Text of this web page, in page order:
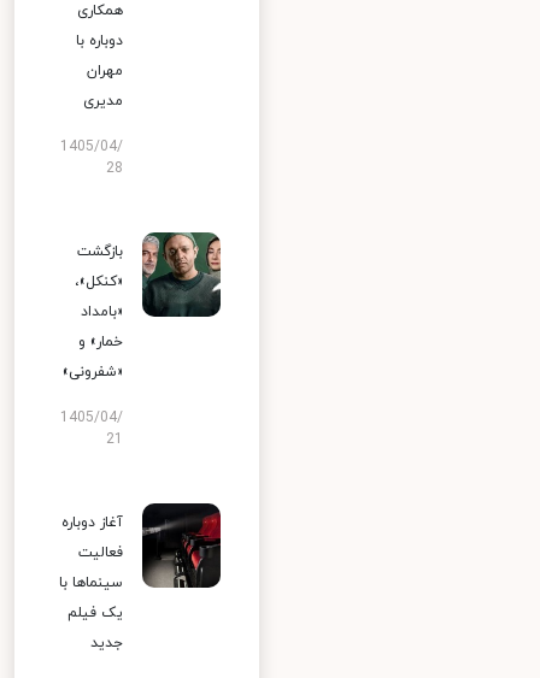
همکاری
دوباره با
مهران
مدیری
1405/04/
28
بازگشت
«کنکل»،
«بامداد
خمار» و
«شفرونی»
1405/04/
آغاز دوباره
فعالیت
سینماها با
یک فیلم
جدید